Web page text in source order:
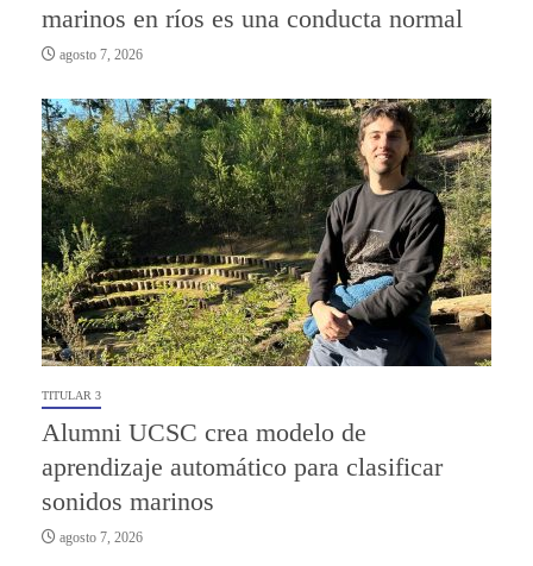
marinos en ríos es una conducta normal
agosto 7, 2026
TITULAR 3
Alumni UCSC crea modelo de
aprendizaje automático para clasificar
sonidos marinos
agosto 7, 2026